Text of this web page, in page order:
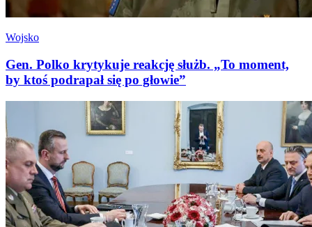
Wojsko
Gen. Polko krytykuje reakcję służb. „To moment,
by ktoś podrapał się po głowie”